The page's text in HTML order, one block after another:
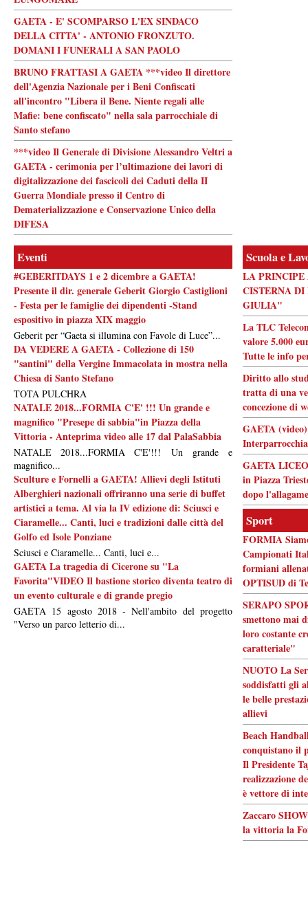
GAETA - E' SCOMPARSO L'EX SINDACO
DELLA CITTA' - ANTONIO FRONZUTO.
DOMANI I FUNERALI A SAN PAOLO
BRUNO FRATTASI A GAETA ***video Il direttore
dell'Agenzia Nazionale per i Beni Confiscati
all'incontro "Libera il Bene. Niente regali alle
Mafie: bene confiscato" nella sala parrocchiale di
Santo stefano
***video Il Generale di Divisione Alessandro Veltri a
GAETA - cerimonia per l’ultimazione dei lavori di
digitalizzazione dei fascicoli dei Caduti della II
Guerra Mondiale presso il Centro di
Dematerializzazione e Conservazione Unico della
DIFESA
Eventi
#GEBERITDAYS 1 e 2 dicembre a GAETA!
Presente il dir. generale Geberit Giorgio Castiglioni
- Festa per le famiglie dei dipendenti -Stand
espositivo in piazza XIX maggio
Geberit per “Gaeta si illumina con Favole di Luce”...
DA VEDERE A GAETA - Collezione di 150
"santini" della Vergine Immacolata in mostra nella
Chiesa di Santo Stefano
TOTA PULCHRA
NATALE 2018...FORMIA C'E' !!! Un grande e
magnifico "Presepe di sabbia"in Piazza della
Vittoria - Anteprima video alle 17 dal PalaSabbia
NATALE 2018...FORMIA C'E'!!! Un grande e
magnifico...
Sculture e Fornelli a GAETA! Allievi degli Istituti
Alberghieri nazionali offriranno una serie di buffet
artistici a tema. Al via la IV edizione di: Sciusci e
Ciaramelle... Canti, luci e tradizioni dalle città del
Golfo ed Isole Ponziane
Sciusci e Ciaramelle... Canti, luci e...
GAETA La tragedia di Cicerone su "La
Favorita"VIDEO Il bastione storico diventa teatro di
un evento culturale e di grande pregio
GAETA 15 agosto 2018 - Nell'ambito del progetto
"Verso un parco letterio di...
Scuola e
LA PRINCIPE
CISTERNA
GIULIA"
La TLC
valore 5.000
Tutte le info
Diritto allo
tratta di una
concezione di
GAETA
GAETA
in Piazza
dopo
Sport
FORMIA
Campionati
formiani
OPTISUD di
SERAPO
smettono mai
loro costante
caratteriale"
NUOTO La
soddisfatti gli
le belle
allievi
Beach
conquistano il
Il Presidente
realizzazione
è vettore di
Zaccaro
la vittoria la